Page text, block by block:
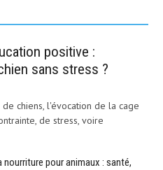
positive :
sans stress ?
chiens, l'évocation de la cage
de stress, voire
nourriture pour animaux : santé,